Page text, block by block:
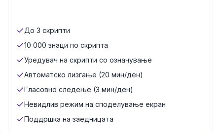
До 3 скрипти
10 000 знаци по скрипта
Уредувач на скрипти со означување
Автоматско лизгање (20 мин/ден)
Гласовно следење (3 мин/ден)
Невидлив режим на споделување екран
Поддршка на заедницата